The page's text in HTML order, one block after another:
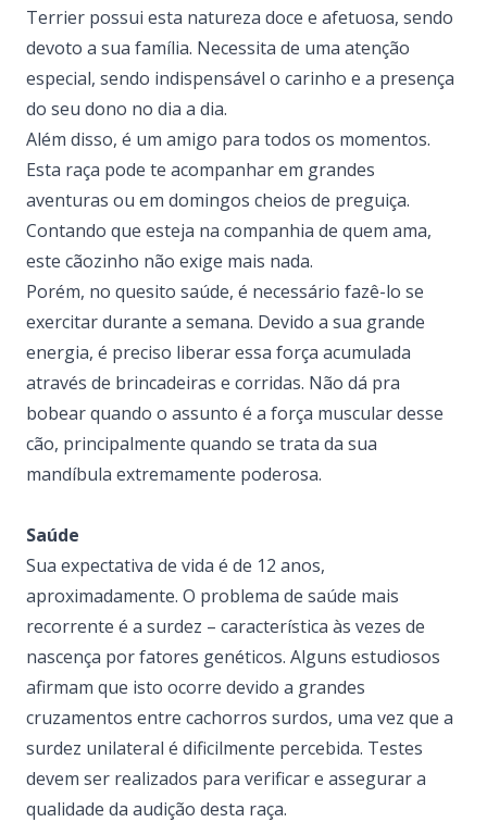
Terrier possui esta natureza doce e afetuosa, sendo
devoto a sua família. Necessita de uma atenção
especial, sendo indispensável o carinho e a presença
do seu dono no dia a dia.
Além disso, é um amigo para todos os momentos.
Esta raça pode te acompanhar em grandes
aventuras ou em domingos cheios de preguiça.
Contando que esteja na companhia de quem ama,
este cãozinho não exige mais nada.
Porém, no quesito saúde, é necessário fazê-lo se
exercitar durante a semana. Devido a sua grande
energia, é preciso liberar essa força acumulada
através de brincadeiras e corridas. Não dá pra
bobear quando o assunto é a força muscular desse
cão, principalmente quando se trata da sua
mandíbula extremamente poderosa.
Saúde
Sua expectativa de vida é de 12 anos,
aproximadamente. O problema de saúde mais
recorrente é a surdez – característica às vezes de
nascença por fatores genéticos. Alguns estudiosos
afirmam que isto ocorre devido a grandes
cruzamentos entre cachorros surdos, uma vez que a
surdez unilateral é dificilmente percebida. Testes
devem ser realizados para verificar e assegurar a
qualidade da audição desta raça.